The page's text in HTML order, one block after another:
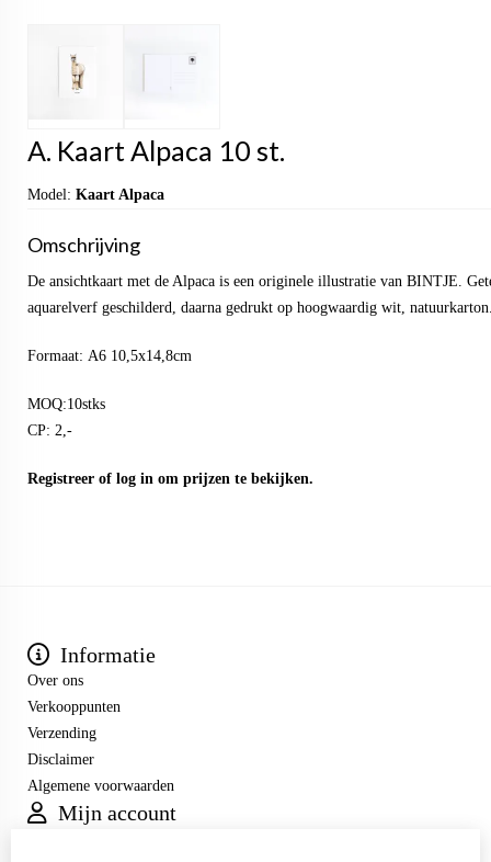
A. Kaart Alpaca 10 st.
Model: Kaart Alpaca
Omschrijving
De ansichtkaart met de Alpaca is een originele illustratie van BINTJE.
aquarelverf geschilderd, daarna gedrukt op hoogwaardig wit,
Formaat: A6 10,5x14,8cm
MOQ:10stks
CP: 2,-
Registreer of log in om prijzen te bekijken.
Informatie
Over ons
Verkooppunten
Verzending
Disclaimer
Algemene voorwaarden
Mijn account